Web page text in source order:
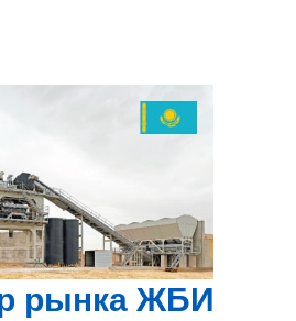
рынка ЖБИ